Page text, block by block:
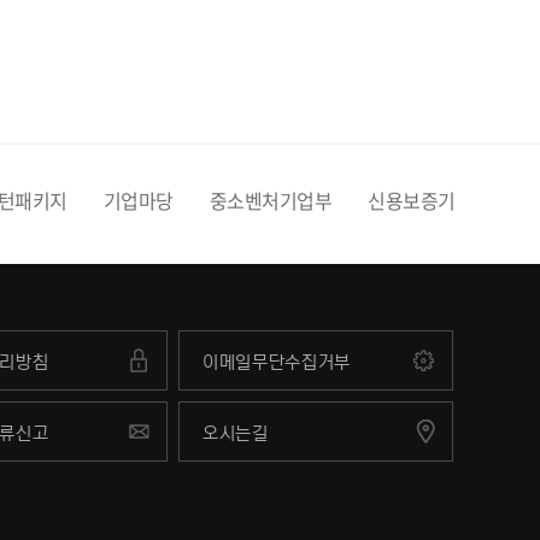
패키지 기업마당 중소벤처기업부 신용보증기금
방침 이메일무단수집거부
신고 오시는길